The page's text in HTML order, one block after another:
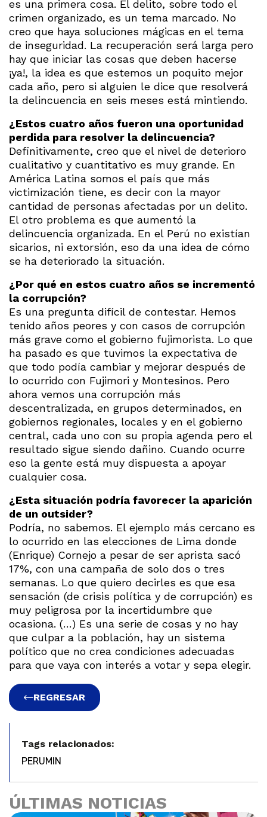
es una primera cosa. El delito, sobre todo el
crimen organizado, es un tema marcado. No
creo que haya soluciones mágicas en el tema
de inseguridad. La recuperación será larga pero
hay que iniciar las cosas que deben hacerse
¡ya!, la idea es que estemos un poquito mejor
cada año, pero si alguien le dice que resolverá
la delincuencia en seis meses está mintiendo.
¿Estos cuatro años fueron una oportunidad
perdida para resolver la delincuencia?
Definitivamente, creo que el nivel de deterioro
cualitativo y cuantitativo es muy grande. En
América Latina somos el país que más
victimización tiene, es decir con la mayor
cantidad de personas afectadas por un delito.
El otro problema es que aumentó la
delincuencia organizada. En el Perú no existían
sicarios, ni extorsión, eso da una idea de cómo
se ha deteriorado la situación.
¿Por qué en estos cuatro años se incrementó
la corrupción?
Es una pregunta difícil de contestar. Hemos
tenido años peores y con casos de corrupción
más grave como el gobierno fujimorista. Lo que
ha pasado es que tuvimos la expectativa de
que todo podía cambiar y mejorar después de
lo ocurrido con Fujimori y Montesinos. Pero
ahora vemos una corrupción más
descentralizada, en grupos determinados, en
gobiernos regionales, locales y en el gobierno
central, cada uno con su propia agenda pero el
resultado sigue siendo dañino. Cuando ocurre
eso la gente está muy dispuesta a apoyar
cualquier cosa.
¿Esta situación podría favorecer la aparición
de un outsider?
Podría, no sabemos. El ejemplo más cercano es
lo ocurrido en las elecciones de Lima donde
(Enrique) Cornejo a pesar de ser aprista sacó
17%, con una campaña de solo dos o tres
semanas. Lo que quiero decirles es que esa
sensación (de crisis política y de corrupción) es
muy peligrosa por la incertidumbre que
ocasiona. (…) Es una serie de cosas y no hay
que culpar a la población, hay un sistema
político que no crea condiciones adecuadas
para que vaya con interés a votar y sepa elegir.
REGRESAR
Tags relacionados:
PERUMIN
ÚLTIMAS NOTICIAS